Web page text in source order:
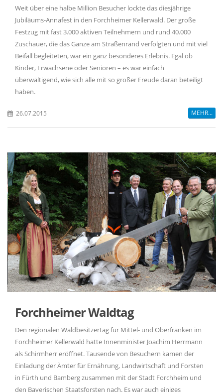
Weit über eine halbe Million Besucher lockte das diesjährige
Jubiläums-Annafest in den Forchheimer Kellerwald. Der große
Festzug mit fast 3.000 aktiven Teilnehmern und rund 40.000
Zuschauer, die das Ganze am Straßenrand verfolgten und mit viel
Beifall begleiteten, war ein ganz besonderes Erlebnis. Egal ob
Kinder, Erwachsene oder Senioren – es war einfach
überwältigend, wie sich alle mit so großer Freude daran beteiligt
haben.
26.07.2015 MEHR...
Forchheimer Waldtag
Den regionalen Waldbesitzertag für Mittel- und Oberfranken im
Forchheimer Kellerwald hatte Innenminister Joachim Herrmann
als Schirmherr eröffnet. Tausende von Besuchern kamen der
Einladung der Ämter für Ernährung, Landwirtschaft und Forsten
in Fürth und Bamberg zusammen mit der Stadt Forchheim und
den Bayerischen Staatsforsten nach. Es war auch einiges